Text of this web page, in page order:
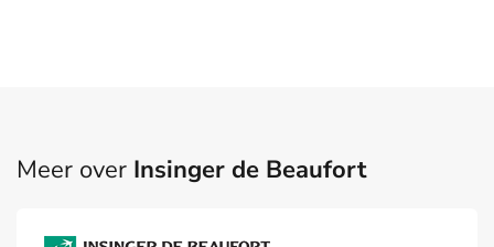
Meer over Insinger de Beaufort